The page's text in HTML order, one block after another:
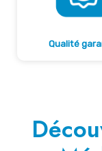
Qualité